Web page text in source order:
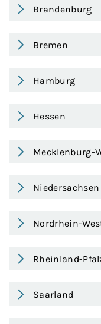
Brandenburg
Bremen
Hamburg
Hessen
Mecklenburg-
Niedersachsen
Nordrhein-
Rheinland-
Saarland